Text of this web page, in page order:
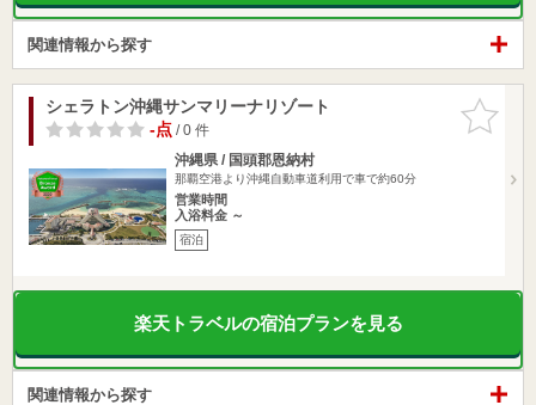
関連情報から探す
お気に入
りに追加
シェラトン沖縄サンマリーナリゾート
-点/ 0 件
沖縄県 / 国頭郡恩納村
那覇空港より沖縄自動車道利用で車で約60分
営業時間
入浴料金 ～
宿泊
楽天トラベルの宿泊プランを見る
関連情報から探す